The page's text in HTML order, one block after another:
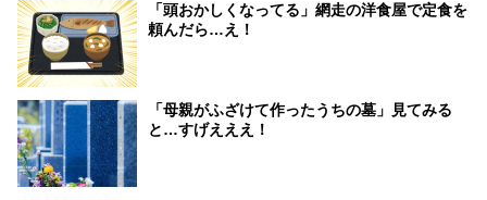
「頭おかしくなってる」網走の洋食屋で定食を
頼んだら…え！
「母親がふざけて作ったうちの墓」見てみる
と…すげえええ！